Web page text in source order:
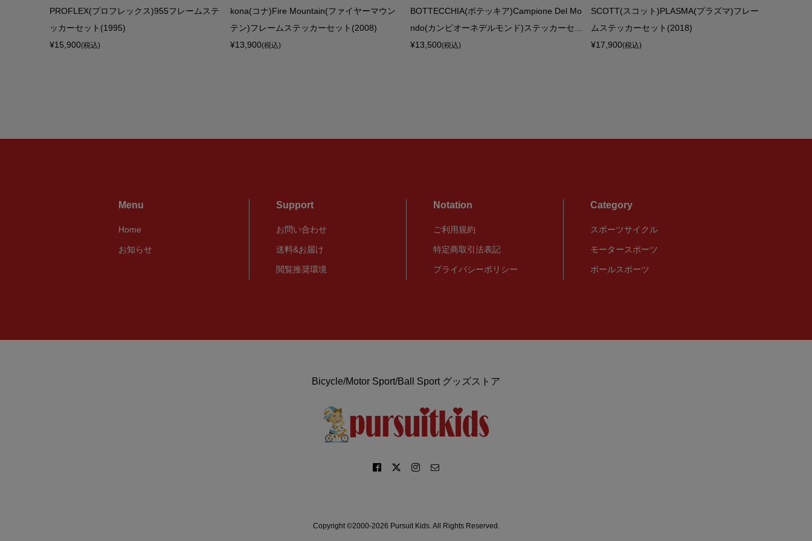
PROFLEX(プロフレックス)955フレームステ
ッカーセット(1995)
¥15,900(税込)
kona(コナ)Fire Mountain(ファイヤーマウン
テン)フレームステッカーセット(2008)
¥13,900(税込)
BOTTECCHIA(ボテッキア)Campione Del Mo
ndo(カンピオーネデルモンド)ステッカーセ...
¥13,500(税込)
SCOTT(スコット)PLASMA(プラズマ)フレー
ムステッカーセット(2018)
¥17,900(税込)
Menu
Home
お知らせ
Support
お問い合わせ
送料&お届け
閲覧推奨環境
Notation
ご利用規約
特定商取引法表記
プライバシーポリシー
Category
スポーツサイクル
モータースポーツ
ボールスポーツ
Bicycle/Motor Sport/Ball Sport グッズストア
Copyright ©2000-2026 Pursuit Kids. All Rights Reserved.